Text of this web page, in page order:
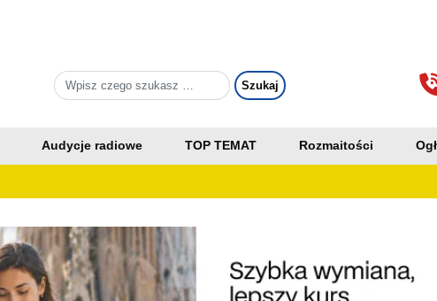
Audycje radiowe TOP TEMAT Rozmaitości